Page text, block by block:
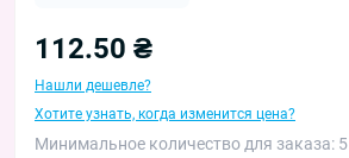
112.50 ₴
Нашли дешевле?
Хотите узнать, когда изменится цена?
Минимальное количество для заказа: 5